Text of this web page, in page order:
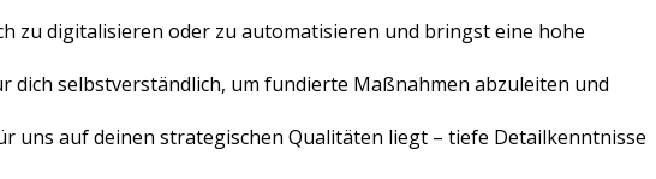
zu digitalisieren oder zu automatisieren und bringst eine hohe
dich selbstverständlich, um fundierte Maßnahmen abzuleiten und
uns auf deinen strategischen Qualitäten liegt – tiefe Detailkenntnisse